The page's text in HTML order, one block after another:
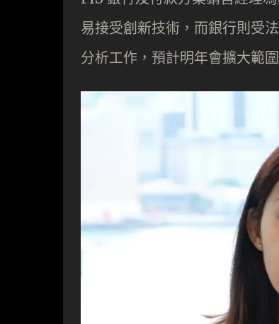
易接受創新技術，而銀行則受
分析工作，預計明年會擴大範